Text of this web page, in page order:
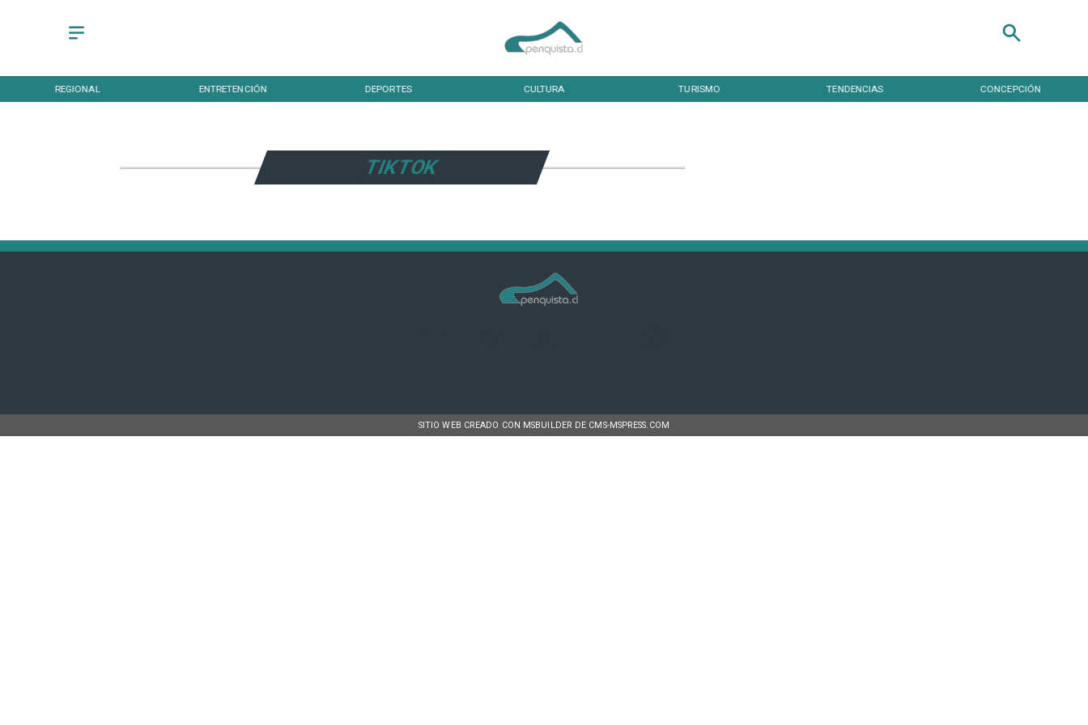
REGIONAL ENTRETENCIÓN DEPORTES CULTURA TURISMO TENDENCIAS CONCEPCIÓN
TIKTOK
SITIO WEB CREADO CON MSBUILDER DE CMS-MSPRESS.COM